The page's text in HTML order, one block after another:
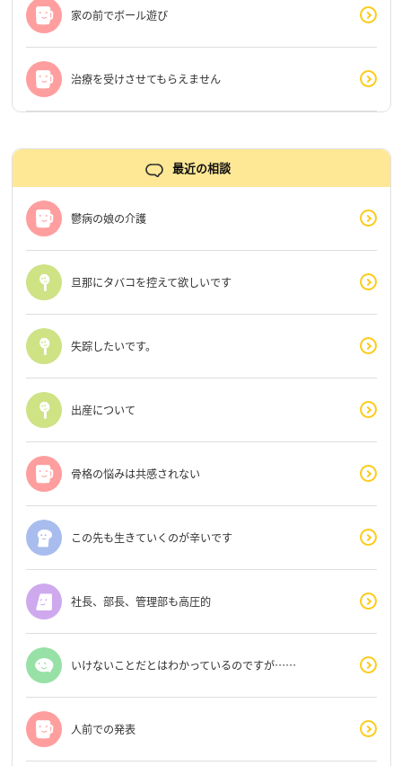
家の前でボール遊び
治療を受けさせてもらえません
最近の相談
鬱病の娘の介護
旦那にタバコを控えて欲しいです
失踪したいです。
出産について
骨格の悩みは共感されない
この先も生きていくのが辛いです
社長、部長、管理部も高圧的
いけないことだとはわかっているのですが……
人前での発表